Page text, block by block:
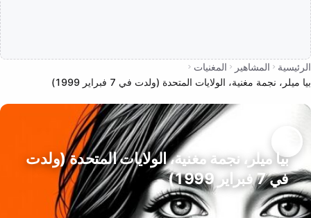
الرئيسية المشاهير
المغنيات
بيا ميلر، نجمة مغنية، الولايات المتحدة (ولدت في 7 فبراير 1999)
بيا ميلر، نجمة مغنية، الولايات المتحدة (ولدت
في 7 فبراير 1999)